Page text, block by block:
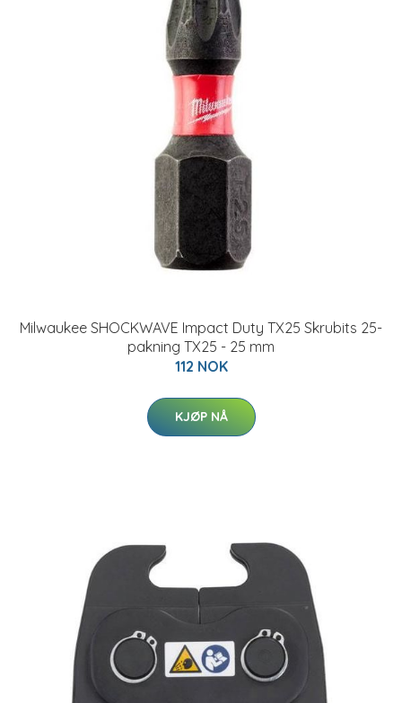
Milwaukee SHOCKWAVE Impact Duty TX25 Skrubits 25-
pakning TX25 - 25 mm
112 NOK
KJØP NÅ